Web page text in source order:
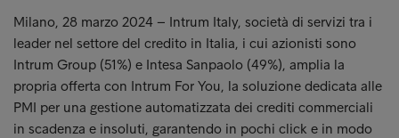
Milano, 28 marzo 2024 – Intrum Italy, società di servizi tra i
leader nel settore del credito in Italia, i cui azionisti sono
Intrum Group (51%) e Intesa Sanpaolo (49%), amplia la
propria offerta con Intrum For You, la soluzione dedicata alle
PMI per una gestione automatizzata dei crediti commerciali
in scadenza e insoluti, garantendo in pochi click e in modo